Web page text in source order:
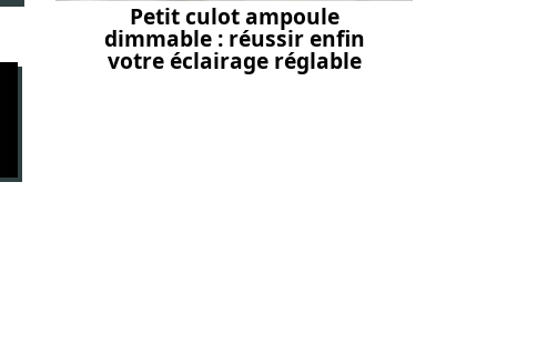
Petit culot ampoule
dimmable : réussir enfin
votre éclairage réglable